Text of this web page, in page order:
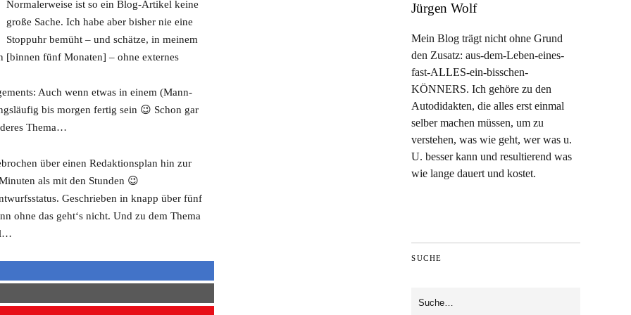
Normalerweise ist so ein Blog-Artikel keine
große Sache. Ich habe aber bisher nie eine
Stoppuhr bemüht – und schätze, in meinem
fünf Monaten] – ohne externes
Auch wenn etwas in einem (Mann-
bis morgen fertig sein 😉 Schon gar
Thema…
über einen Redaktionsplan hin zur
als mit den Stunden 😉
Geschrieben in knapp über fünf
ohne das geht‘s nicht. Und zu dem Thema
Jürgen Wolf
Mein Blog trägt nicht ohne Grund
den Zusatz: aus-dem-Leben-eines-
fast-ALLES-ein-bisschen-
KÖNNERS. Ich gehöre zu den
Autodidakten, die alles erst einmal
selber machen müssen, um zu
verstehen, was wie geht, wer was u.
U. besser kann und resultierend was
wie lange dauert und kostet.
SUCHE